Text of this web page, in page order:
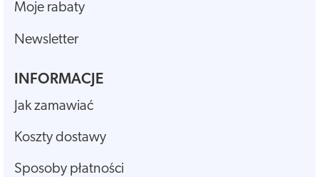
Moje rabaty
Newsletter
INFORMACJE
Jak zamawiać
Koszty dostawy
Sposoby płatności